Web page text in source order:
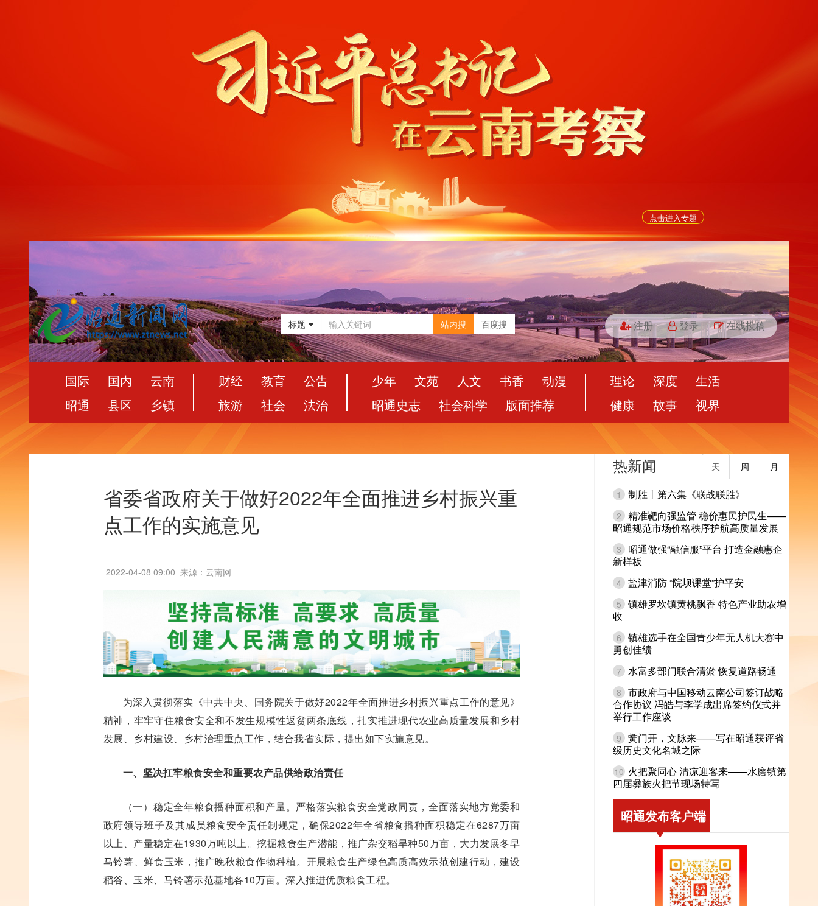
点击进入专题
标题 站内搜 百度搜 注册 登录 在线投稿
国际 国内
云南
昭通
县区 乡镇
财经 教育
公告
旅游
社会 法治
少年 文苑 人文 书香
动漫
昭通史志
社会科学 版面推荐
理论 深度
生活
健康
故事 视界
省委省政府关于做好2022年全面推进乡村振兴重
点工作的实施意见
2022-04-08 09:00 来源：云南网
为深入贯彻落实《中共中央、国务院关于做好2022年全面推进乡村振兴重点工作的意见》
精神，牢牢守住粮食安全和不发生规模性返贫两条底线，扎实推进现代农业高质量发展和乡村
发展、乡村建设、乡村治理重点工作，结合我省实际，提出如下实施意见。
一、坚决扛牢粮食安全和重要农产品供给政治责任
（一）稳定全年粮食播种面积和产量。严格落实粮食安全党政同责，全面落实地方党委和
政府领导班子及其成员粮食安全责任制规定，确保2022年全省粮食播种面积稳定在6287万亩
以上、产量稳定在1930万吨以上。挖掘粮食生产潜能，推广杂交稻旱种50万亩，大力发展冬早
马铃薯、鲜食玉米，推广晚秋粮食作物种植。开展粮食生产绿色高质高效示范创建行动，建设
稻谷、玉米、马铃薯示范基地各10万亩。深入推进优质粮食工程。
热新闻 月
周
天
1 制胜丨第六集《联战联胜》
2 精准靶向强监管 稳价惠民护民生——
昭通规范市场价格秩序护航高质量发展
3
昭通做强“融信服”平台 打造金融惠企
新样板
4 盐津消防 “院坝课堂”护平安
5 镇雄罗坎镇黄桃飘香 特色产业助农增
收
6 镇雄选手在全国青少年无人机大赛中
勇创佳绩
7 水富多部门联合清淤 恢复道路畅通
8 市政府与中国移动云南公司签订战略
合作协议 冯皓与李学成出席签约仪式并
举行工作座谈
9 黉门开，文脉来——写在昭通获评省
级历史文化名城之际
10 火把聚同心 清凉迎客来——水磨镇第
四届彝族火把节现场特写
昭通发布客户端